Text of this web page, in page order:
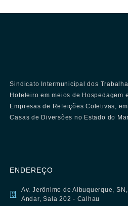
Sindicato Intermunicipal dos
Hoteleiro em meios de Hospedagem
Empresas de Refeições Coletivas,
Casas de Diversões no Estado do
ENDEREÇO
Av. Jerônimo de Albuquerque,
Andar, Sala 202 - Calhau